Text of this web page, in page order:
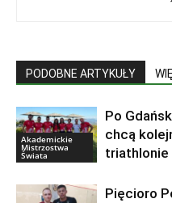
PODOBNE ARTYKUŁY
Akademickie
Mistrzostwa
Świata
Po
chcą
triathlonie
Pięcioro